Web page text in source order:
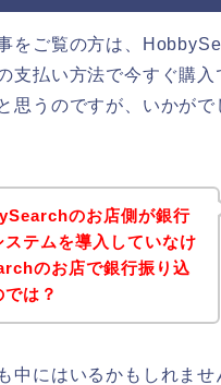
をご覧の方は、
支払い方法で今すぐ購入
思うのですが、いかがで
のお店側が銀行
テムを導入していなけ
のお店で銀行振り込
は？
中にはいるかもしれませ